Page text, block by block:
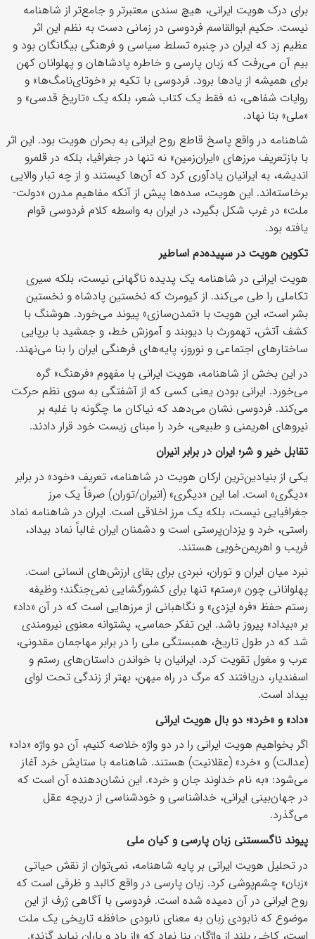
برای درک هویت ایرانی، هیچ سندی معتبرتر و جامع‌تر از شاهنامه
نیست. حکیم ابوالقاسم فردوسی در زمانی دست به نظم این اثر
عظیم زد که ایران در چنبره تسلط سیاسی و فرهنگی بیگانگان بود و
بیم آن می‌رفت که زبان پارسی و خاطره پادشاهان و پهلوانان کهن
برای همیشه از یادها برود. فردوسی با تکیه بر «خوتای‌نامگ‌ها» و
روایات شفاهی، نه فقط یک کتاب شعر، بلکه یک «تاریخ قدسی» و
«ملی» بنا نهاد.
شاهنامه در واقع پاسخ قاطع روح ایرانی به بحران هویت بود. این اثر
با بازتعریف مرزهای «ایران‌زمین» نه تنها در جغرافیا، بلکه در قلمرو
اندیشه، به ایرانیان یادآوری کرد که آن‌ها کیستند و از چه تبار والایی
برخاسته‌اند. این هویت، سده‌ها پیش از آنکه مفاهیم مدرن «دولت-
ملت» در غرب شکل بگیرد، در ایران به واسطه کلام فردوسی قوام
یافته بود.
تکوین هویت در سپیده‌دم اساطیر
هویت ایرانی در شاهنامه یک پدیده ناگهانی نیست، بلکه سیری
تکاملی را طی می‌کند. از کیومرث که نخستین پادشاه و نخستین
بشر است، این هویت با «تمدن‌سازی» پیوند می‌خورد. هوشنگ با
کشف آتش، تهمورث با دیوبند و آموزش خط، و جمشید با برپایی
ساختارهای اجتماعی و نوروز، پایه‌های فرهنگی ایران را بنا می‌نهند.
در این بخش از شاهنامه، هویت ایرانی با مفهوم «فرهنگ» گره
می‌خورد. ایرانی بودن یعنی کسی که از آشفتگی به سوی نظم حرکت
می‌کند. فردوسی نشان می‌دهد که نیاکان ما چگونه با غلبه بر
نیروهای اهریمنی و طبیعی، خرد را مبنای زیست خود قرار دادند.
تقابل خیر و شر؛ ایران در برابر انیران
یکی از بنیادین‌ترین ارکان هویت در شاهنامه، تعریف «خود» در برابر
«دیگری» است. اما این «دیگری» (انیران/توران) صرفاً یک مرز
جغرافیایی نیست، بلکه یک مرز اخلاقی است. ایران در شاهنامه نماد
راستی، خرد و یزدان‌پرستی است و دشمنان ایران غالباً نماد بیداد،
فریب و اهریمن‌خویی هستند.
‌نبرد میان ایران و توران، نبردی برای بقای ارزش‌های انسانی است.
پهلوانانی چون «رستم» تنها برای کشورگشایی نمی‌جنگند؛ وظیفه
رستم حفظ «فره ایزدی» و نگاهبانی از مرزهایی است که در آن «داد»
بر «بیداد» پیروز باشد. این تفکر حماسی، پشتوانه معنوی نیرومندی
شد که در طول تاریخ، همبستگی ملی را در برابر مهاجمان مقدونی،
عرب و مغول تقویت کرد. ایرانیان با خواندن داستان‌های رستم و
اسفندیار، دریافتند که مرگ در راه میهن، بهتر از زندگی تحت لوای
بیداد است.
«داد» و «خرد»؛ دو بال هویت ایرانی
اگر بخواهیم هویت ایرانی را در دو واژه خلاصه کنیم، آن دو واژه «داد»
(عدالت) و «خرد» (عقلانیت) هستند. شاهنامه با ستایش خرد آغاز
می‌شود: «به نام خداوند جان و خرد». این نشان‌دهنده آن است که
در جهان‌بینی ایرانی، خداشناسی و خودشناسی از دریچه عقل
می‌گذرد.
پیوند ناگسستنی زبان پارسی و کیان ملی
در تحلیل هویت ایرانی بر پایه شاهنامه، نمی‌توان از نقش حیاتی
«زبان» چشم‌پوشی کرد. زبان پارسی در واقع کالبد و ظرفی است که
روح ایرانی در آن دمیده شده است. فردوسی با آگاهی ژرف از این
موضوع که نابودی زبان به معنای نابودی حافظه تاریخی یک ملت